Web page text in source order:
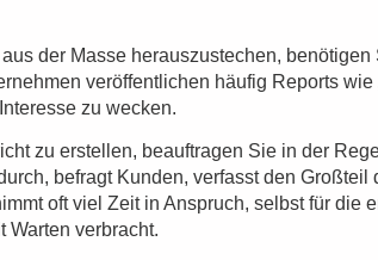
der Masse herauszustechen,
veröffentlichen häufig Reports wie
zu wecken.
zu erstellen, beauftragen Sie in der
befragt Kunden, verfasst den
oft viel Zeit in Anspruch, selbst für die
Warten verbracht.